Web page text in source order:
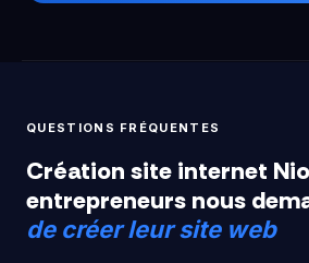
QUESTIONS FRÉQUENTES
Création site internet
entrepreneurs nous
de créer leur site web